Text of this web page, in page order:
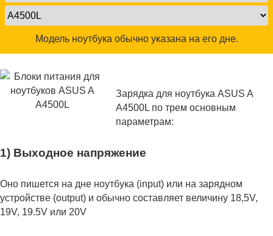
Модель ноутбука обычно указана на его дне.
Зарядка для ноутбука ASUS A
A4500L по трем основным
параметрам:
1) Выходное напряжение
Оно пишется на дне ноутбука (input) или на зарядном
устройстве (output) и обычно составляет величину 18,5V,
19V, 19.5V или 20V